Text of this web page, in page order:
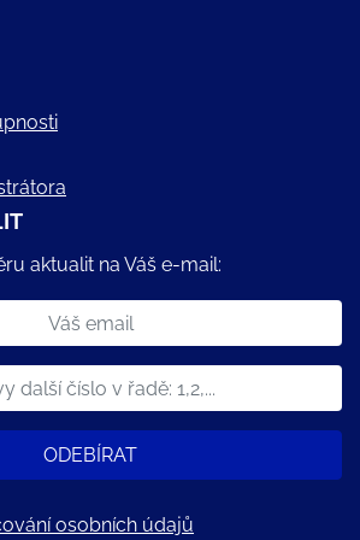
aktualit na Váš e-mail:
ODEBÍRAT
osobních údajů